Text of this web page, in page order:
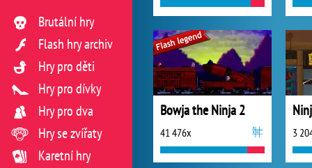
Bowja the Ninja 2
41 476x 3
Brutální hry
Flash hry archiv
Hry pro děti
Hry pro dívky
Hry pro dva
Hry se zvířaty
Karetní hry